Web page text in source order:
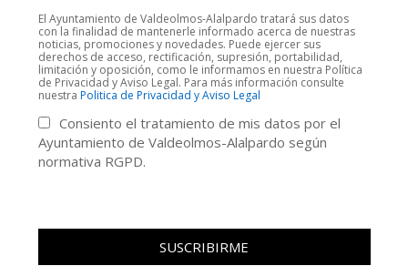
El Ayuntamiento de Valdeolmos-Alalpardo tratará sus datos
con la finalidad de mantenerle informado acerca de nuestras
noticias, promociones y novedades. Puede ejercer sus
derechos de acceso, rectificación, supresión, portabilidad,
limitación y oposición, como le informamos en nuestra Política
de Privacidad y Aviso Legal. Para más información consulte
nuestra Politica de Privacidad y Aviso Legal
Consiento el tratamiento de mis datos por el
Ayuntamiento de Valdeolmos-Alalpardo según
normativa RGPD.